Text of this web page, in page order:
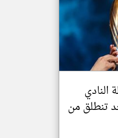
النادي
تنطلق من